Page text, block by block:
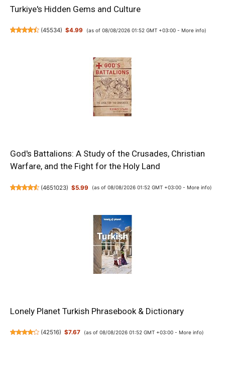
Turkiye's Hidden Gems and Culture
(45534) $4.99 (as of 08/08/2026 01:52 GMT +03:00 - More info)
God's Battalions: A Study of the Crusades, Christian
Warfare, and the Fight for the Holy Land
(4651023) $5.99 (as of 08/08/2026 01:52 GMT +03:00 - More info)
Lonely Planet Turkish Phrasebook & Dictionary
(42516) $7.67 (as of 08/08/2026 01:52 GMT +03:00 - More info)